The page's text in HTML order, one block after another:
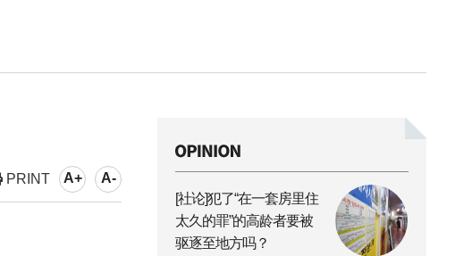
PRINT A+ A-
[社论]犯了“在一套房里住
太久的罪”的高龄者要被
驱逐至地方吗？